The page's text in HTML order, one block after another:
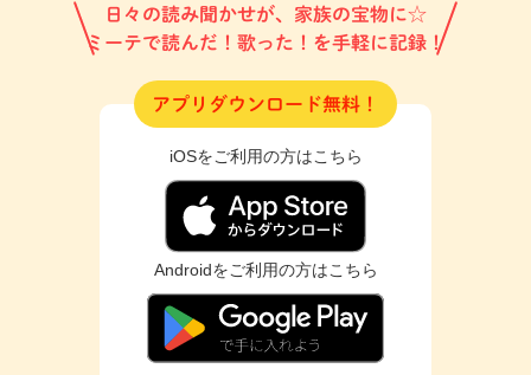
日々の読み聞かせが、家族の宝物に☆
ミーテで読んだ！歌った！を手軽に記録！
アプリダウンロード無料！
iOSをご利用の方はこちら
Androidをご利用の方はこちら